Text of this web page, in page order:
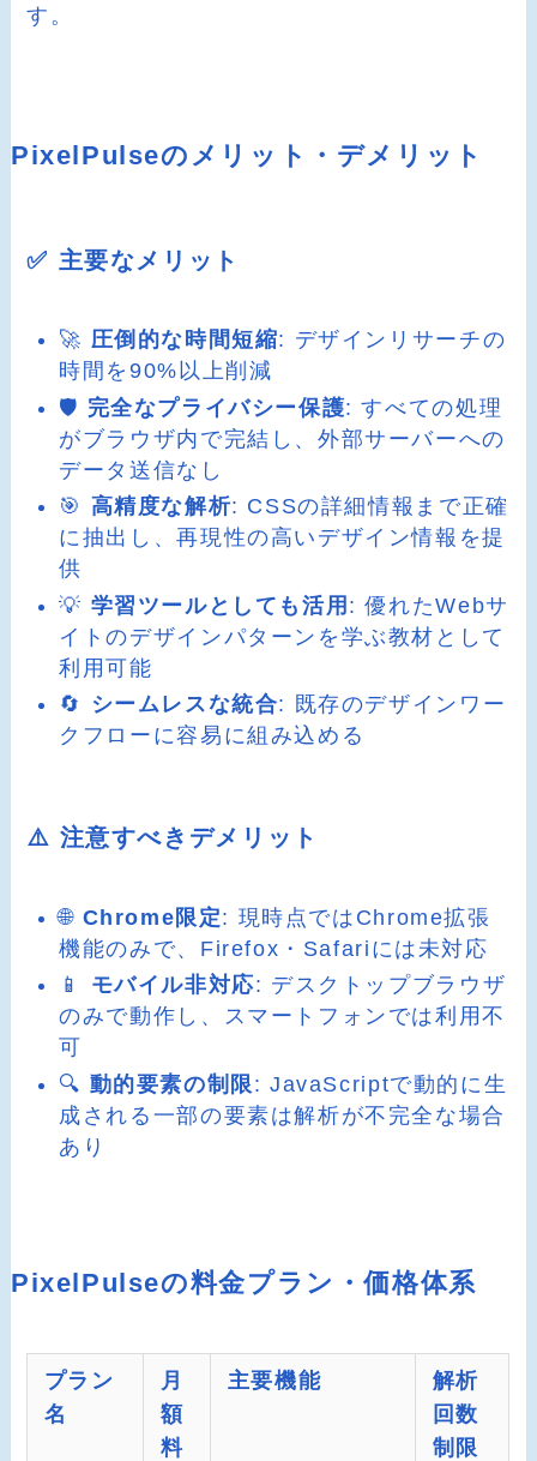
す。
PixelPulseのメリット・デメリット
✅ 主要なメリット
🚀 圧倒的な時間短縮: デザインリサーチの
時間を90%以上削減
🛡️ 完全なプライバシー保護: すべての処理
がブラウザ内で完結し、外部サーバーへの
データ送信なし
🎯 高精度な解析: CSSの詳細情報まで正確
に抽出し、再現性の高いデザイン情報を提
供
💡 学習ツールとしても活用 : 優れたWebサ
イトのデザインパターンを学ぶ教材として
利用可能
🔄
シームレスな統合: 既存のデザインワー
クフローに容易に組み込める
⚠️ 注意すべきデメリット
🌐 Chrome限定: 現時点ではChrome拡張
機能のみで、Firefox・Safariには未対応
📱 モバイル非対応: デスクトップブラウザ
のみで動作し、スマートフォンでは利用不
可
🔍 動的要素の制限 : JavaScriptで動的に生
成される一部の要素は解析が不完全な場合
あり
PixelPulseの料金プラン・価格体系
プラン
名
月
額
料
主要機能
解析
回数
制限